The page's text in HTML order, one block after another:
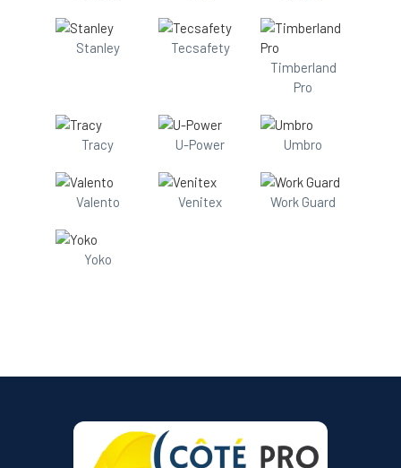
Stanley
Tecsafety
Timberland
Pro
Tracy U-Power Umbro
Valento Venitex Work Guard
Yoko